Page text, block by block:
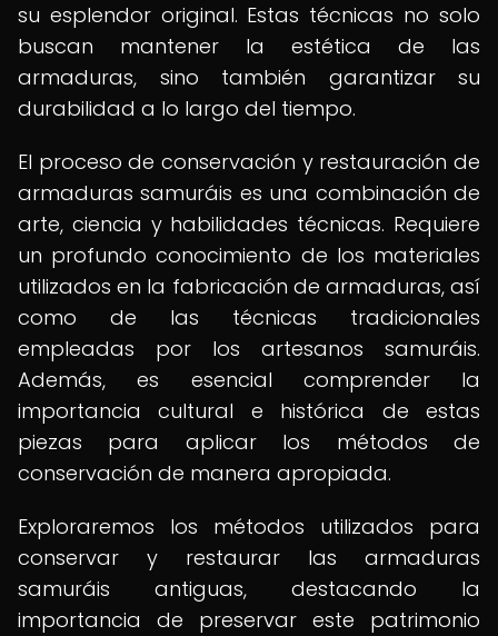
su esplendor original. Estas técnicas no solo
buscan mantener la estética de las
armaduras, sino también garantizar su
durabilidad a lo largo del tiempo.
El proceso de conservación y restauración de
armaduras samuráis es una combinación de
arte, ciencia y habilidades técnicas. Requiere
un profundo conocimiento de los materiales
utilizados en la fabricación de armaduras, así
como de las técnicas tradicionales
empleadas por los artesanos samuráis.
Además, es esencial comprender la
importancia cultural e histórica de estas
piezas para aplicar los métodos de
conservación de manera apropiada.
Exploraremos los métodos utilizados para
conservar y restaurar las armaduras
samuráis antiguas, destacando la
importancia de preservar este patrimonio